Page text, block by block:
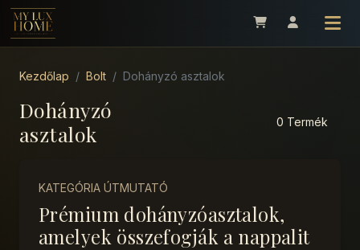
Kezdőlap Bolt Dohányzó asztalok
Dohányzó
asztalok
0 Termék
KATEGÓRIA ÚTMUTATÓ
Prémium dohányzóasztalok,
amelyek összefogják a nappalit